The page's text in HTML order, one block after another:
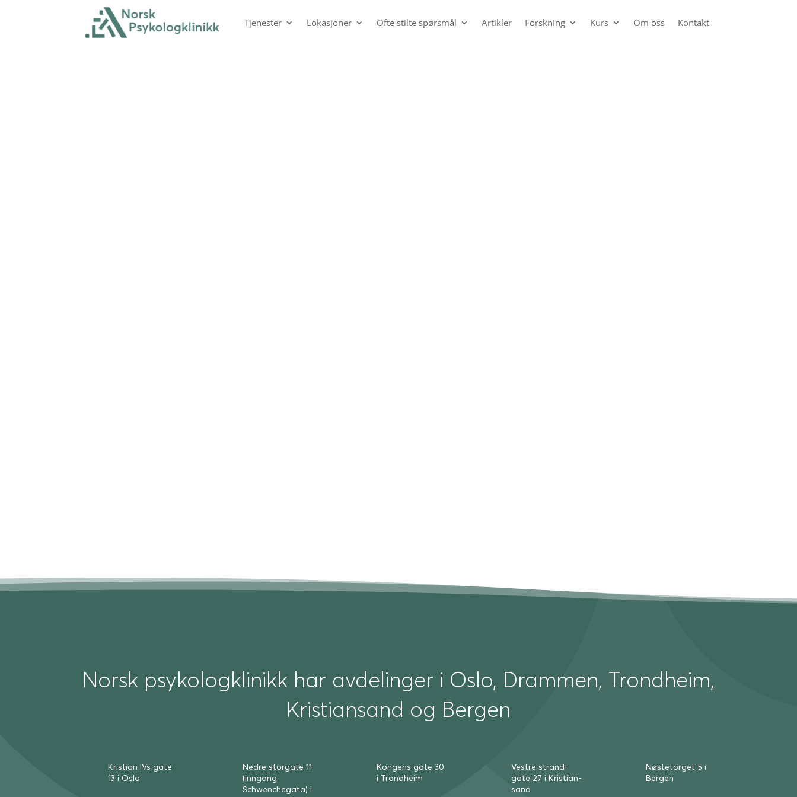
Tjenester Lokasjoner Ofte stilte spørsmål Artikler Forskning Kurs Om oss Kontakt
Norsk psykologklinikk har avdelinger i Oslo, Drammen, Trondheim,
Kristiansand og Bergen
Kristian IVs gate
13 i Oslo
Nedre storgate 11
(inngang
Schwenche­gata) i
Kongens gate 30
i Trond­heim
Vestre strand­
gate 27 i Kris­tian­
sand
Nøste­torget 5 i
Bergen